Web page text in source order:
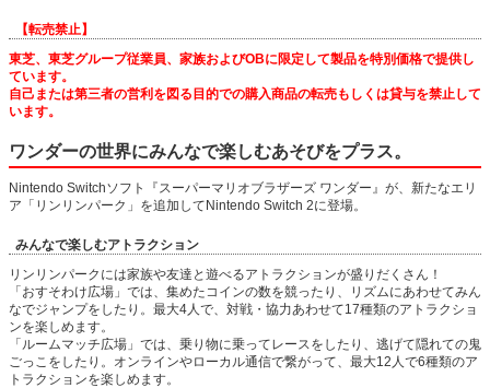
【転売禁止】
東芝、東芝グループ従業員、家族およびOBに限定して製品を特別価格で提供し
ています。
自己または第三者の営利を図る目的での購入商品の転売もしくは貸与を禁止して
います。
ワンダーの世界にみんなで楽しむあそびをプラス。
Nintendo Switchソフト『スーパーマリオブラザーズ ワンダー』が、新たなエリ
ア「リンリンパーク」を追加してNintendo Switch 2に登場。
みんなで楽しむアトラクション
リンリンパークには家族や友達と遊べるアトラクションが盛りだくさん！
「おすそわけ広場」では、集めたコインの数を競ったり、リズムにあわせてみん
なでジャンプをしたり。最大4人で、対戦・協力あわせて17種類のアトラクショ
ンを楽しめます。
「ルームマッチ広場」では、乗り物に乗ってレースをしたり、逃げて隠れての鬼
ごっこをしたり。オンラインやローカル通信で繋がって、最大12人で6種類のア
トラクションを楽しめます。